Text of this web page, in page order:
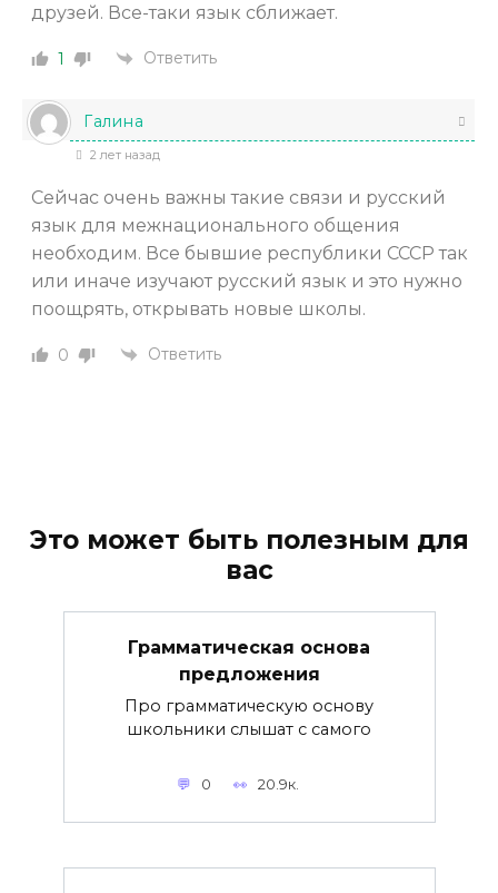
друзей. Все-таки язык сближает.
1 Ответить
Галина
2 лет назад
Сейчас очень важны такие связи и русский
язык для межнационального общения
необходим. Все бывшие республики СССР так
или иначе изучают русский язык и это нужно
поощрять, открывать новые школы.
0 Ответить
Это может быть полезным для
вас
Грамматическая основа
предложения
Про грамматическую основу
школьники слышат с самого
0 20.9к.